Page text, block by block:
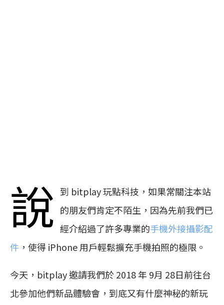
說 到 bitplay 玩點科技，如果常關注本站
的朋友們肯定不陌生，因為先前我們已
經介紹過了許多專業的手機外接攝影配
件 ，使得 iPhone 用戶輕鬆擴充手機拍照的極限。
今天，bitplay 邀請我們於 2018 年 9月 28日前往台
北參加他們新品體驗會，到底又有什麼神秘的新玩